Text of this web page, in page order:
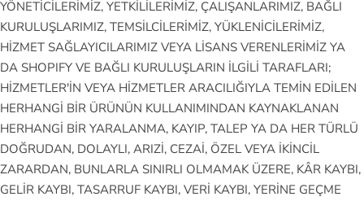
YÖNETİCİLERİMİZ, YETKİLİLERİMİZ, ÇALIŞANLARIMIZ, BAĞLI
KURULUŞLARIMIZ, TEMSİLCİLERİMİZ, YÜKLENİCİLERİMİZ,
HİZMET SAĞLAYICILARIMIZ VEYA LİSANS VERENLERİMİZ YA
DA SHOPIFY VE BAĞLI KURULUŞLARIN İLGİLİ TARAFLARI;
HİZMETLER'İN VEYA HİZMETLER ARACILIĞIYLA TEMİN EDİLEN
HERHANGİ BİR ÜRÜNÜN KULLANIMINDAN KAYNAKLANAN
HERHANGİ BİR YARALANMA, KAYIP, TALEP YA DA HER TÜRLÜ
DOĞRUDAN, DOLAYLI, ARIZİ, CEZAİ, ÖZEL VEYA İKİNCİL
ZARARDAN, BUNLARLA SINIRLI OLMAMAK ÜZERE, KÂR KAYBI,
GELİR KAYBI, TASARRUF KAYBI, VERİ KAYBI, YERİNE GEÇME